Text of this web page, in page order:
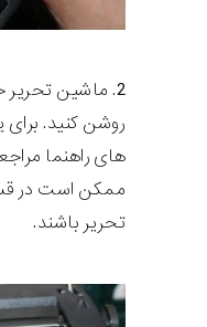
ماشین تحریر
روشن کنید.
های راهنما
ممکن است در
تحریر باشند.